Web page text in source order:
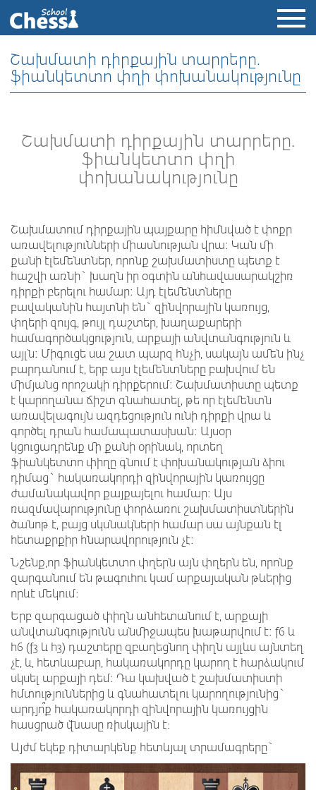
Շախմատի դիրքային տարրերը.
ֆիանկետտո փղի փոխանակությունը
Շախմատի դիրքային տարրերը.
ֆիանկետտո փղի
փոխանակությունը
Շախմատում դիրքային պայքարը հիմնված է փոքր
առավելությունների միասնության վրա: Կան մի
քանի էլեմենտներ, որոնք շախմատիստը պետք է
հաշվի առնի` խաղն իր օգտին անհավասարակշիռ
դիրքի բերելու համար: Այդ էլեմենտները
բավականին հայտնի են` զինվորային կառույց,
փղերի զույգ, թույլ դաշտեր, խաղաքարերի
համագործակցություն, արքայի անվտանգություն և
այլն: Միգուցե սա շատ պարզ հնչի, սակայն ամեն ինչ
բարդանում է, երբ այս էլեմենտները բախվում են
միմյանց որոշակի դիրքերում: Շախմատիստը պետք
է կարողանա ճիշտ գնահատել, թե որ էլեմենտն
առավելագույն ազդեցություն ունի դիրքի վրա և
գործել դրան համապատասխան: Այսօր
կցուցադրենք մի քանի օրինակ, որտեղ
ֆիանկետտո փիղը գնում է փոխանակության ձիու
դիմաց` հակառակորդի զինվորային կառույցը
ժամանակավոր քայքայելու համար: Այս
ռազմավարությունը փորձառու շախմատիստներին
ծանոթ է, բայց սկսնակների համար սա այնքան էլ
հետաքրքիր հնարավորություն չէ:
Նշենք,որ ֆիանկետտո փղերն այն փղերն են, որոնք
զարգանում են թագուհու կամ արքայական թևերից
որևէ մեկում։
Երբ զարգացած փիղն անհետանում է, արքայի
անվտանգությունն անմիջապես խաթարվում է: f6 և
h6 (f3 և h3) դաշտերը զբաղեցնող փիղն այլևս այնտեղ
չէ, և, հետևաբար, հակառակորդը կարող է հարձակում
սկսել արքայի դեմ: Դա կախված է շախմատիստի
հմտություններից և գնահատելու կարողությունից`
արդյո՞ք հակառակորդի զինվորային կառույցին
հասցրած վնասը ռիսկային է։
Այժմ եկեք դիտարկենք հետևյալ տրամագրերը`